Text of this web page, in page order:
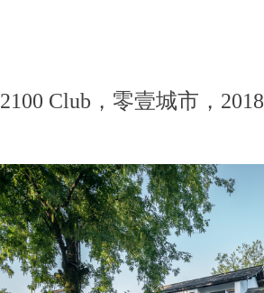
2100 Club，零壹城市，2018